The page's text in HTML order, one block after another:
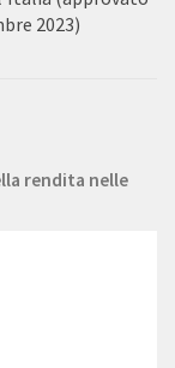
2023)
rendita nelle